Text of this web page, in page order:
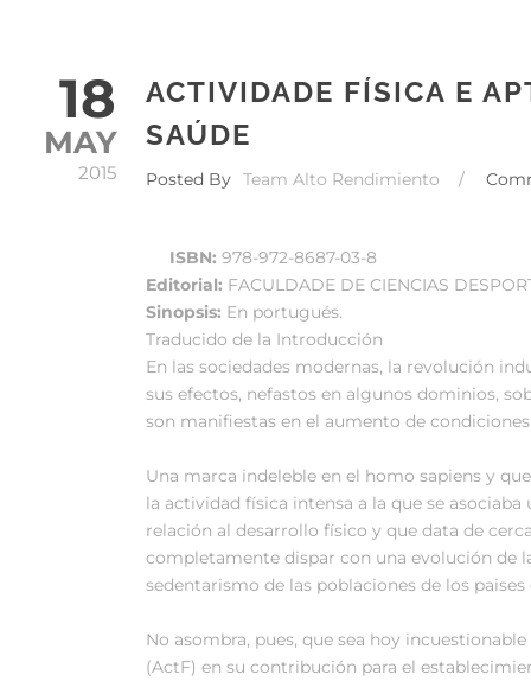
18
MAY
2015
ACTIVIDADE FÍSICA E
SAÚDE
Posted By Team Alto Rendimiento /
ISBN: 978-972-8687-03-8
Editorial: FACULDADE DE CIENCIAS
Sinopsis: En portugués.
Traducido de la Introducción
En las sociedades modernas, la revolución
sus efectos, nefastos en algunos dominios,
son manifiestas en el aumento de
Una marca indeleble en el homo sapiens y
la actividad física intensa a la que se
relación al desarrollo físico y que data de
completamente dispar con una evolución
sedentarismo de las poblaciones de los paises
No asombra, pues, que sea hoy
(ActF) en su contribución para el